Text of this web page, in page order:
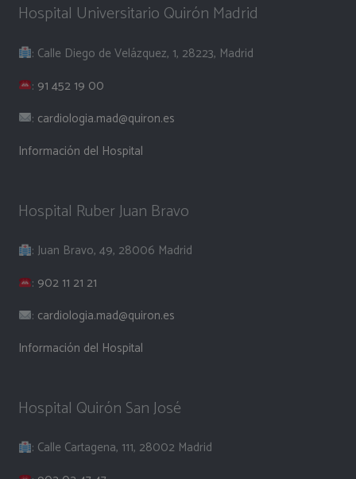
Hospital Universitario Quirón Madrid
: Calle Diego de Velázquez, 1, 28223, Madrid
: 91 452 19 00
: cardiologia.mad@quiron.es
Información del Hospital
Hospital Ruber Juan Bravo
: Juan Bravo, 49, 28006 Madrid
: 902 11 21 21
: cardiologia.mad@quiron.es
Información del Hospital
Hospital Quirón San José
: Calle Cartagena, 111, 28002 Madrid